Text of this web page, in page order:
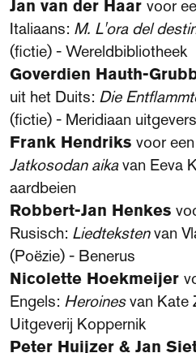
Jan van der Haar voor
Italiaans: M. L'ora del
(fictie) - Wereldbibliotheek
Goverdien Hauth-
uit het Duits: Die
(fictie) - Meridiaan uitgevers
Frank Hendriks voor
Jatkosodan aikavan Eeva
aardbeien
Robbert-Jan Henkes
Rusisch: Liedtekstenvan
(Poëzie) - Benerus
Nicolette Hoekmeijer
Engels: Heroinesvan Kate
Uitgeverij Koppernik
Peter Huijzer & Jan